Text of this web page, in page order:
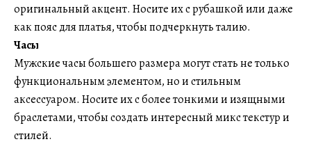
оригинальный акцент. Носите их с рубашкой или даже
как пояс для платья, чтобы подчеркнуть талию.
Часы
Мужские часы большего размера могут стать не только
функциональным элементом, но и стильным
аксессуаром. Носите их с более тонкими и изящными
браслетами, чтобы создать интересный микс текстур и
стилей.